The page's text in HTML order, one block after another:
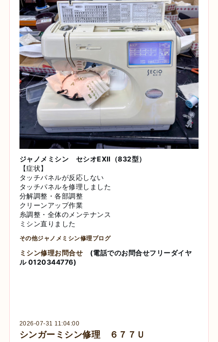
ジャノメミシン セシオEXⅡ（832型）
【症状】
タッチパネルが反応しない
タッチパネルを修理しました
分解調整・各部調整
クリーンアップ作業
糸調整・全体のメンテナンス
ミシン直りました
その他ジャノメミシン修理ブログ
ミシン修理お問合せ
(電話でのお問合せフリーダイヤ
ル 0120344776)
2026-07-31 11:04:00
シンガーミシン修理 ６７７Ｕ